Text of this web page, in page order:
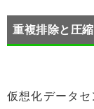
重複排除と圧
仮想化データ